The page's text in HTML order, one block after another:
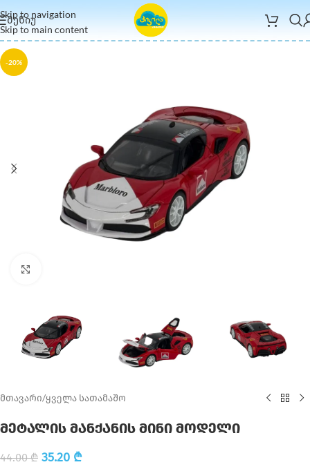
Skip to navigation
Skip to main content
ᲛᲔᲜᲘᲣ
-20%
მთავარი/ყველა სათამაშო
მეტალის მანქანის მინი მოდელი
44.00₾ 35.20 ₾